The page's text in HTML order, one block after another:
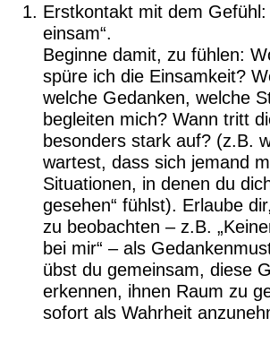
Erstkontakt mit dem Gefühl:
einsam“.
Beginne damit, zu fühlen:
spüre ich die Einsamkeit?
welche Gedanken, welche
begleiten mich? Wann tritt
besonders stark auf? (z.B.
wartest, dass sich jemand
Situationen, in denen du
gesehen“ fühlst). Erlaube
zu beobachten – z.B.
bei mir“ – als
übst du gemeinsam, diese
erkennen, ihnen Raum zu
sofort als Wahrheit